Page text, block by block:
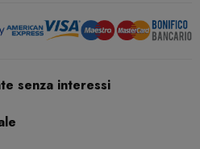
senza interessi